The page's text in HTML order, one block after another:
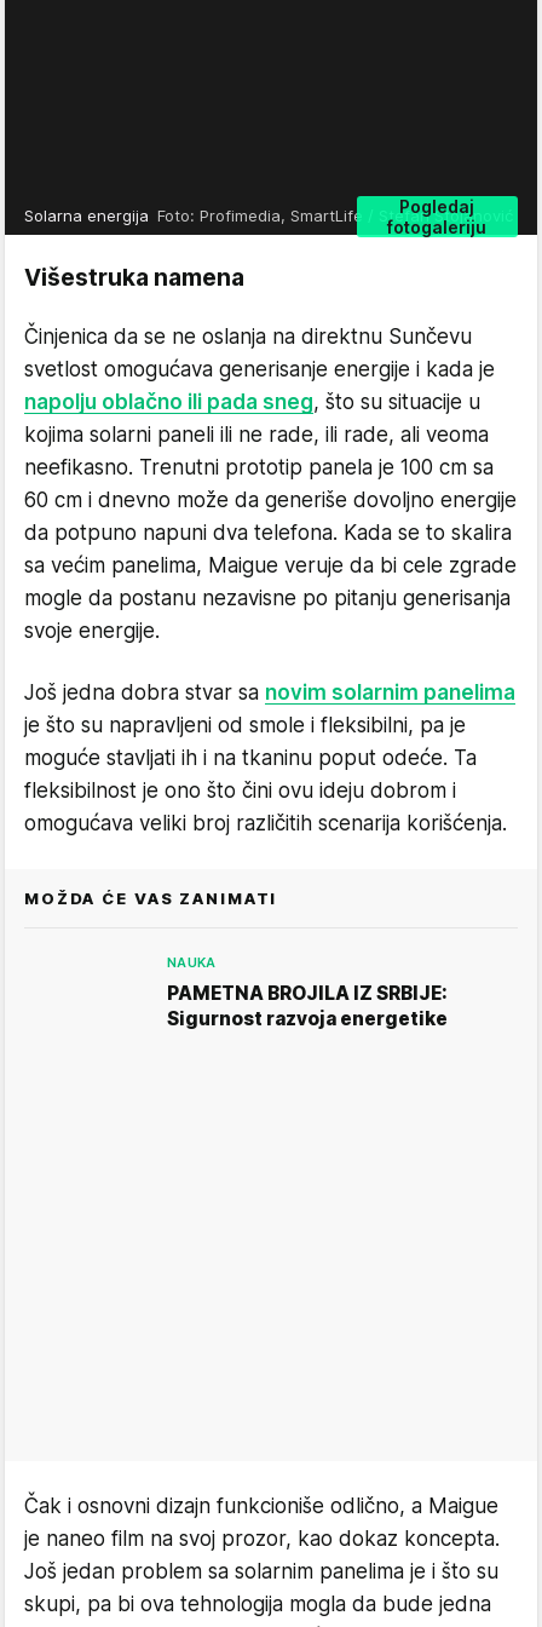
Pogledaj
fotogaleriju
Solarna energija Foto: Profimedia, SmartLife / Stefan Stojanović
Višestruka namena
Činjenica da se ne oslanja na direktnu Sunčevu
svetlost omogućava generisanje energije i kada je
napolju oblačno ili pada sneg, što su situacije u
kojima solarni paneli ili ne rade, ili rade, ali veoma
neefikasno. Trenutni prototip panela je 100 cm sa
60 cm i dnevno može da generiše dovoljno energije
da potpuno napuni dva telefona. Kada se to skalira
sa većim panelima, Maigue veruje da bi cele zgrade
mogle da postanu nezavisne po pitanju generisanja
svoje energije.
Još jedna dobra stvar sa novim solarnim panelima
je što su napravljeni od smole i fleksibilni, pa je
moguće stavljati ih i na tkaninu poput odeće. Ta
fleksibilnost je ono što čini ovu ideju dobrom i
omogućava veliki broj različitih scenarija korišćenja.
MOŽDA ĆE VAS ZANIMATI
NAUKA
PAMETNA BROJILA IZ SRBIJE:
Sigurnost razvoja energetike
Čak i osnovni dizajn funkcioniše odlično, a Maigue
je naneo film na svoj prozor, kao dokaz koncepta.
Još jedan problem sa solarnim panelima je i što su
skupi, pa bi ova tehnologija mogla da bude jedna